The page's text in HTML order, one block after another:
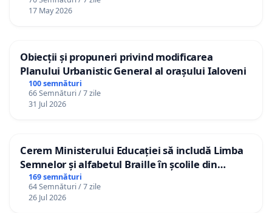
17 May 2026
Obiecții și propuneri privind modificarea
Planului Urbanistic General al orașului Ialoveni
100 semnături
66 Semnături / 7 zile
31 Jul 2026
Cerem Ministerului Educației să includă Limba
Semnelor și alfabetul Braille în școlile din
Republica Moldova!
169 semnături
64 Semnături / 7 zile
26 Jul 2026